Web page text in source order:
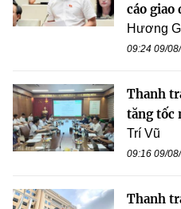
cáo giao
Hương
09:24 09/
Thanh
tăng tốc
Trí Vũ
09:16 09/
Thanh